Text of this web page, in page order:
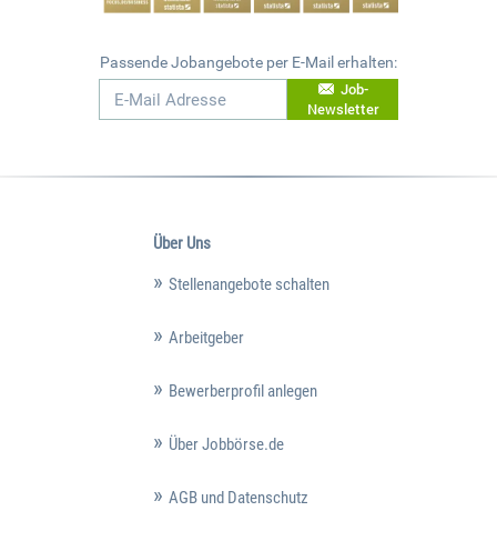
Passende Jobangebote per E-Mail erhalten:
Job-
Newsletter
Über Uns
Stellenangebote schalten
Arbeitgeber
Bewerberprofil anlegen
Über Jobbörse.de
AGB und Datenschutz